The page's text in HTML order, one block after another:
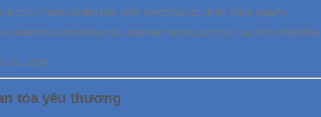
chia ý nghĩa và tinh thần nhiệt huyết của các chiến sĩ tình nguyện.
xuân ấm áp mà còn lan tỏa mạnh mẽ những giá trị tích cực đến cộng đồng.
UTE 2026
tỏa yêu thương